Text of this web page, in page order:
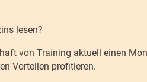
lesen?
von Training aktuell einen
Vorteilen profitieren.